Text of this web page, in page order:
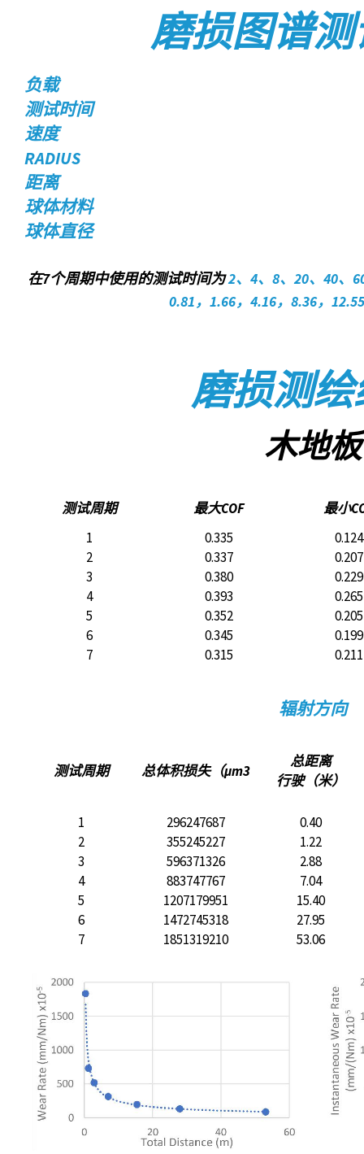
磨损图谱
负载
测试时间
速度
RADIUS
距离
球体材料
球体直径
在7个周期中使用的测试时间为2、4、8、20、40、
0.81，1.66，4.16，8.36，
磨损测
木地板
测试周期 最大COF
最小
1
0.335
0.124
2
0.337
0.207
3
0.380
0.229
4
0.393
0.265
5
0.352
0.205
6
0.345
0.199
7
0.315 0.211
辐射方向
测试周期 总体积损失（µm3
总距离
行驶（米）
1 296247687
0.40
2
355245227
1.22
3
596371326
2.88
4
883747767
7.04
5
1207179951
15.40
6
1472745318
27.95
7
1851319210 53.06